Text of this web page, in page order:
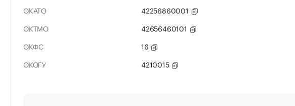
ОКАТО
42256860001
ОКТМО
42656460101
ОКФС
16
ОКОГУ
4210015